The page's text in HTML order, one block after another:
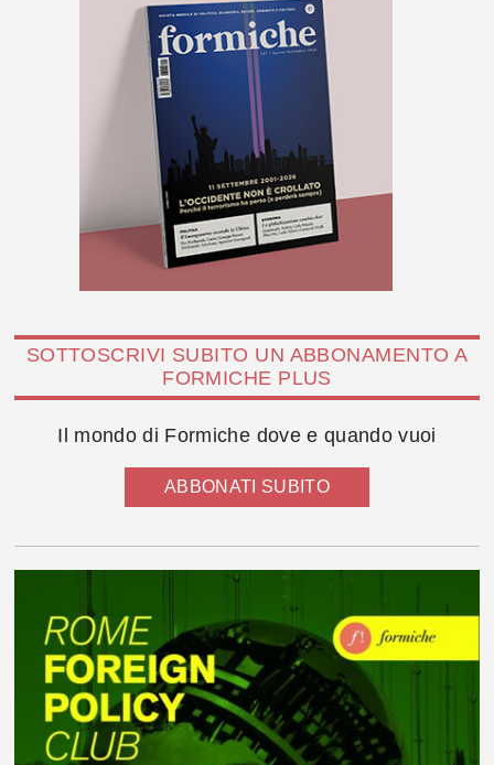
SOTTOSCRIVI SUBITO UN ABBONAMENTO A
FORMICHE PLUS
Il mondo di Formiche dove e quando vuoi
ABBONATI SUBITO